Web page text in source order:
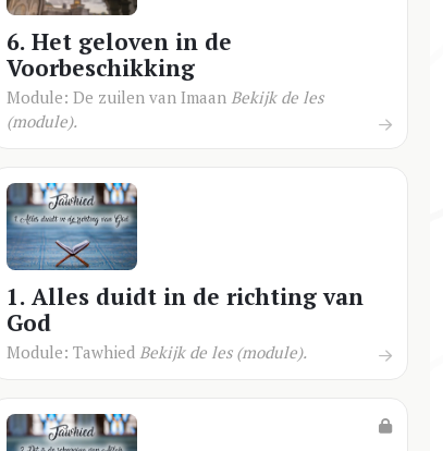
6. Het geloven in de
Voorbeschikking
Module: De zuilen van Imaan Bekijk de les
(module).
1. Alles duidt in de richting van
God
Module: Tawhied Bekijk de les (module).